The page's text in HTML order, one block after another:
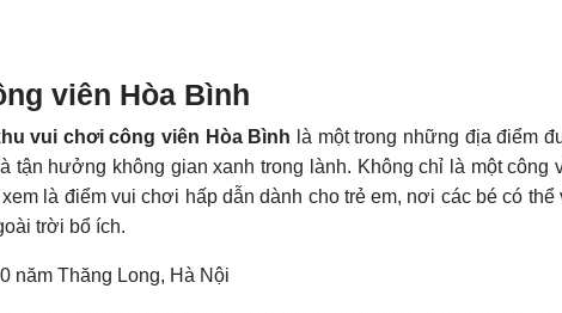
viên Hòa Bình
vui chơi công viên Hòa Bình là một trong những địa điểm
hưởng không gian xanh trong lành. Không chỉ là một công
là điểm vui chơi hấp dẫn dành cho trẻ em, nơi các bé có thể
trời bổ ích.